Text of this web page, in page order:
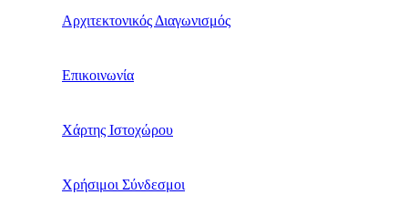
Αρχιτεκτονικός Διαγωνισμός
Επικοινωνία
Χάρτης Ιστοχώρου
Χρήσιμοι Σύνδεσμοι